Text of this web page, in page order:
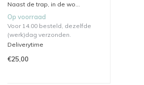
Naast de trap, in de wo...
Op voorraad
Voor 14.00 besteld, dezelfde
(werk)dag verzonden.
Deliverytime
€25,00